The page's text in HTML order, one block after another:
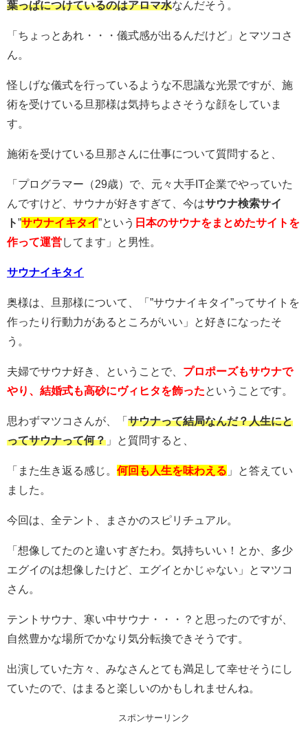
葉っぱにつけているのはアロマ水なんだそう。
「ちょっとあれ・・・儀式感が出るんだけど」とマツコさ
ん。
怪しげな儀式を行っているような不思議な光景ですが、施
術を受けている旦那様は気持ちよさそうな顔をしていま
す。
施術を受けている旦那さんに仕事について質問すると、
「プログラマー（29歳）で、元々大手IT企業でやっていた
んですけど、サウナが好きすぎて、今はサウナ検索サイ
ト”サウナイキタイ”という 日本のサウナをまとめたサイトを
作って運営してます」と男性。
サウナイキタイ
奥様は、旦那様について、「”サウナイキタイ”ってサイトを
作ったり行動力があるところがいい」と好きになったそ
う。
夫婦でサウナ好き、ということで、 プロポーズもサウナで
やり、結婚式も高砂にヴィヒタを飾った ということです。
思わずマツコさんが、「 サウナって結局なんだ？人生にと
ってサウナって何？ 」と質問すると、
「また生き返る感じ。 何回も人生を味わえる 」と答えてい
ました。
今回は、全テント、まさかのスピリチュアル。
「想像してたのと違いすぎたわ。気持ちいい！とか、多少
エグイのは想像したけど、エグイとかじゃない」とマツコ
さん。
テントサウナ、寒い中サウナ・・・？と思ったのですが、
自然豊かな場所でかなり気分転換できそうです。
出演していた方々、みなさんとても満足して幸せそうにし
ていたので、はまると楽しいのかもしれませんね。
スポンサーリンク